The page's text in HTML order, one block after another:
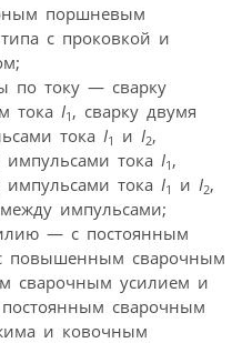
поршневым
с проковкой и
по току — сварку
тока I1 , сварку двумя
тока I1 и I2,
тока I1 ,
тока I1 и I2,
импульсами;
— с постоянным
повышенным сварочным
сварочным усилием и
сварочным
и ковочным